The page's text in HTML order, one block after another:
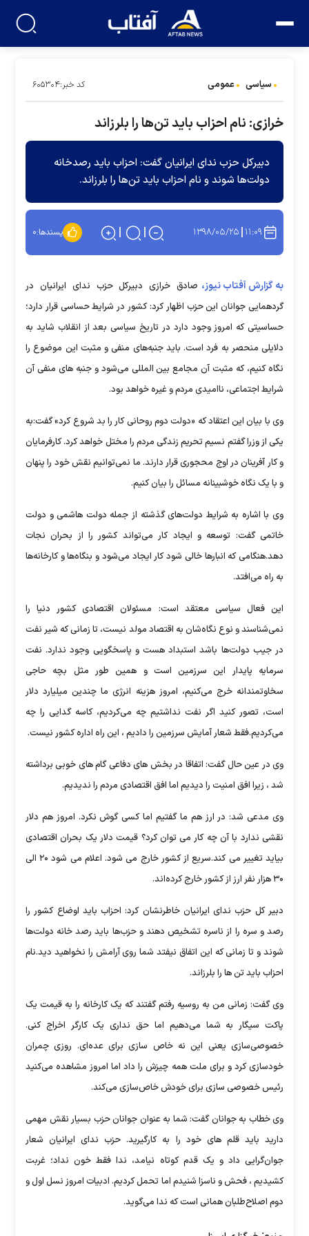
سیاسی عمومی کد خبر:۶۰۵۳۰۴
خرازی: نام احزاب باید تن‌ها را بلرزاند
دبیرکل حزب ندای ایرانیان گفت: احزاب باید رصدخانه
دولت‌ها شوند و نام احزاب باید تن‌ها را بلرزاند.
۱۱:۰۹ ۱۳۹۸/۰۵/۲۵ پسندها:۰
به گزارش آفتاب نیوز، صادق خرازی دبیرکل حزب ندای ایرانیان در
گردهمایی جوانان این حزب اظهار کرد: کشور در شرایط حساسی قرار دارد؛
حساسیتی که امروز وجود دارد در تاریخ سیاسی بعد از انقلاب شاید به
دلایلی منحصر به فرد است. باید جنبه‌های منفی و مثبت این موضوع را
نگاه کنیم، که مثبت آن مجامع بین المللی می‌شود و جنبه های منفی آن
شرایط اجتماعی، ناامیدی مردم و غیره خواهد بود.
وی با بیان این‌ اعتقاد که «دولت دوم روحانی کار را بد شروع کرد» گفت:به
یکی از وزرا گفتم نسیم تحریم زندگی مردم را مختل خواهد کرد. کارفرمایان
و کار آفرینان در اوج محجوری قرار دارند. ما نمی‌توانیم نقش خود را پنهان
و با یک نگاه خوشبینانه مسائل را بیان کنیم.
وی با اشاره به شرایط دولت‌های گذشته از جمله دولت هاشمی و دولت
خاتمی گفت: توسعه و ایجاد کار می‌تواند کشور را از بحران نجات
دهد.هنگامی که انبارها خالی شود کار ایجاد می‌شود و بنگاه‌ها و کارخانه‌ها
به راه می‌افتد.
این فعال سیاسی معتقد است: مسئولان اقتصادی کشور دنیا را
نمی‌شناسند و نوع نگاه‌شان به اقتصاد مولد نیست، تا زمانی که شیر نفت
در جیب دولت‌ها باشد استبداد هست و پاسخگویی وجود ندارد. نفت
سرمایه پایدار این سرزمین است و همین طور مثل بچه حاجی
سخاوتمندانه خرج می‌کنیم، امروز هزینه انرژی ما چندین میلیارد دلار
است، تصور کنید اگر نفت نداشتیم چه می‌کردیم، کاسه گدایی را چه
می‌کردیم.فقط شعار آمایش سرزمین را دادیم ، این راه اداره کشور نیست.
وی در عین حال گفت: اتفاقا در بخش های دفاعی گام های خوبی برداشته
شد ، زیرا افق امنیت را دیدیم اما افق اقتصادی مردم را ندیدیم.
وی مدعی شد: در ارز هم ما گفتیم اما کسی گوش نکرد. امروز هم دلار
نقشی ندارد با آن چه کار می توان کرد؟ قیمت دلار یک بحران اقتصادی
بیاید تغییر می کند.سریع از کشور خارج می شود. اعلام می شود ۲۰ الی
۳۰ هزار نفر ارز از کشور خارج کرده‌اند.
دبیر کل حزب ندای ایرانیان خاطرنشان کرد: احزاب باید اوضاع کشور را
رصد و سره را از ناسره تشخیص دهند و حزب‌ها باید رصد خانه دولت‌ها
شوند و تا زمانی که این اتفاق نیفتد شما روی آرامش را نخواهید دید.نام
احزاب باید تن ها را بلرزاند.
وی گفت: زمانی من به روسیه رفتم گفتند که یک کارخانه را به قیمت یک
پاکت سیگار به شما می‌دهیم اما حق نداری یک کارگر اخراج کنی.
خصوصی‌سازی یعنی این نه خاص سازی برای عده‌ای. روزی چمران
خودسازی کرد و برای ملت همه چیزش را داد اما امروز مشاهده می‌کنید
رئیس خصوصی سازی برای خودش خاص‌سازی می‌کند.
وی خطاب به جوانان گفت: شما به عنوان جوانان حزب بسیار نقش مهمی
دارید باید قلم های خود را به کارگیرید. حزب ندای ایرانیان شعار
جوان‌گرایی داد و یک قدم کوتاه نیامد، ندا فقط خون نداد؛ غربت
کشیدیم ، فحش و ناسزا شنیدم اما تحمل کردیم. ادبیات امروز نسل اول و
دوم اصلاح‌طلبان همانی است که ندا می‌گوید.